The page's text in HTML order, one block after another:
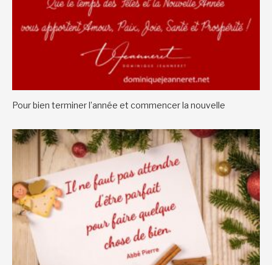
Pour bien terminer l’année et commencer la nouvelle